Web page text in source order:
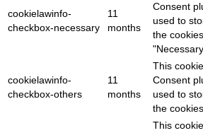
cookielawinfo-
checkbox-necessary
11
months
Consent
used to
the
cookielawinfo-
checkbox-others
11
months
This
Consent
used to
the
This